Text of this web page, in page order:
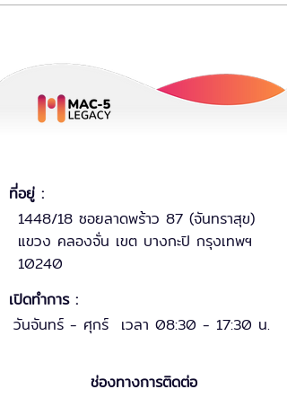
ที่อยู่ :
1448/18 ซอยลาดพร้าว 87 (จันทราสุข)
แขวง คลองจั่น เขต บางกะปิ กรุงเทพฯ
10240
เปิดทำการ :
วันจันทร์ - ศุกร์ เวลา 08:30 - 17:30 น.
ช่องทางการติดต่อ